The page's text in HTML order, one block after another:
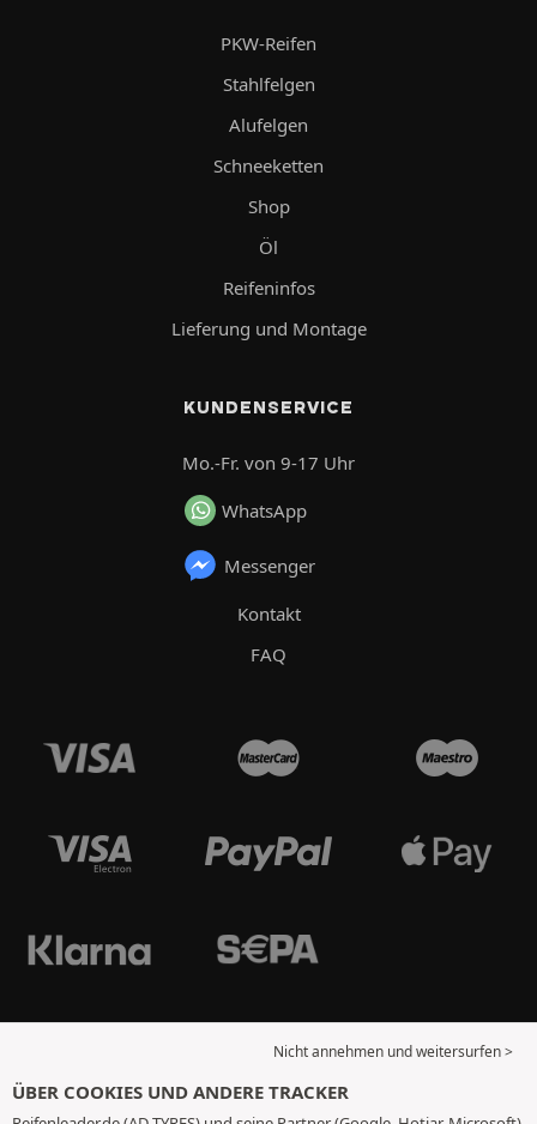
PKW-Reifen
Stahlfelgen
Alufelgen
Schneeketten
Shop
Öl
Reifeninfos
Lieferung und Montage
KUNDENSERVICE
Mo.-Fr. von 9-17 Uhr
WhatsApp
Messenger
Kontakt
FAQ
Nicht annehmen und weitersurfen >
ÜBER COOKIES UND ANDERE TRACKER